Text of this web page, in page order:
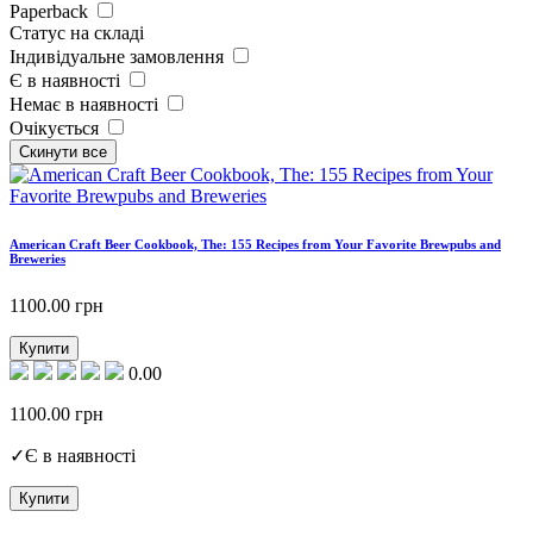
Paperback
Статус на складі
Індивідуальне замовлення
Є в наявності
Немає в наявності
Очікується
American Craft Beer Cookbook, The: 155 Recipes from Your Favorite Brewpubs and
Breweries
1100.00 грн
Купити
0.00
1100.00 грн
✓Є в наявності
Купити